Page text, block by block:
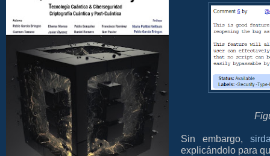
Sin embargo,
explicándolo para